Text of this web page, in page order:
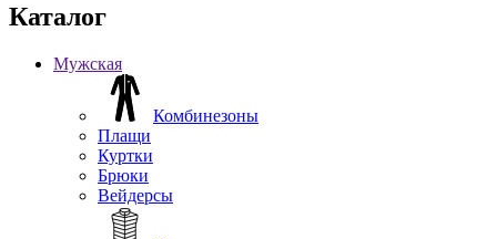
Каталог
Мужская
Комбинезоны
Плащи
Куртки
Брюки
Вейдерсы